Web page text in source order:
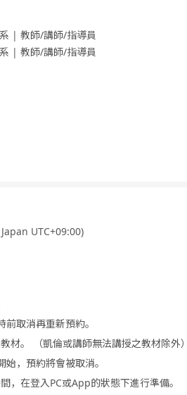
| 教師/講師/指導員
| 教師/講師/指導員
UTC+09:00)
取消再重新預約。
材。 （凱倫或講師無法講授之教材除外）
，預約將會被取消。
，在登入PC或App的狀態下進行準備。